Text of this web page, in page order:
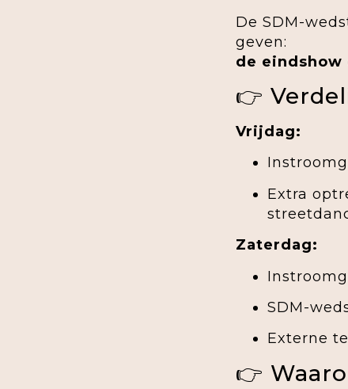
De SDM-
geven:
de
👉
Vrijdag:
Extra
Zaterdag:
SDM-
Externe
👉